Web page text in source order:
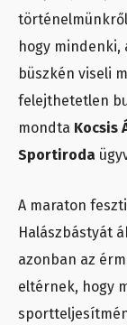
hogy mindenki,
büszkén viseli
felejthetetlen
mondta Kocsis
Sportiroda
A maraton
Halászbástyát
azonban az
eltérnek, hogy